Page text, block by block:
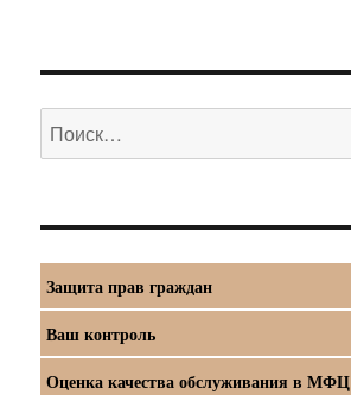
Искать:
Защита прав граждан
Ваш контроль
Оценка качества обслуживания в МФЦ